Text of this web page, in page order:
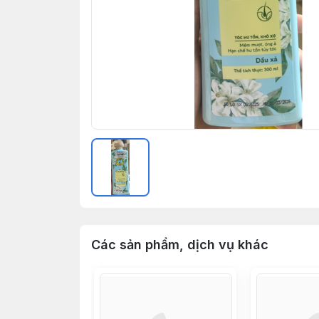
Các sản phẩm, dịch vụ khác